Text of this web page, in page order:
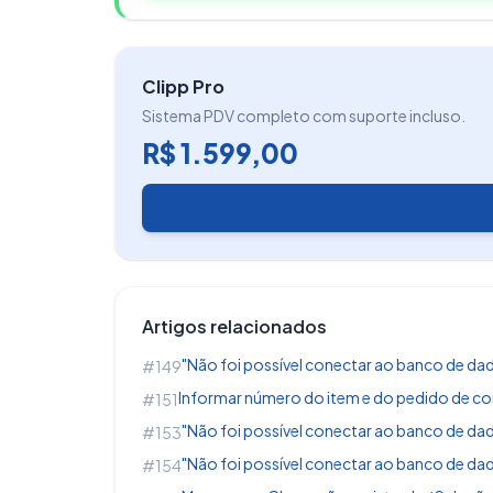
Pressionando ENTER
Clipp Pro
Sistema PDV completo com suporte incluso.
R$ 1.599,00
Artigos relacionados
#149"Não foi possível conectar ao banco de
#151Informar número do item e do pedido de
#153"Não foi possível conectar ao banco de
#154"Não foi possível conectar ao banco de